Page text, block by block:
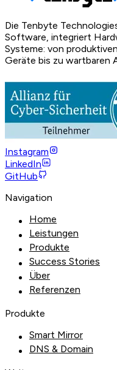
Die Tenbyte
Software, integriert
Systeme: von
Geräte bis zu wartbaren
Instagram
LinkedIn
GitHub
Navigation
Home
Leistungen
Produkte
Success Stories
Über
Referenzen
Produkte
Smart Mirror
DNS & Domain